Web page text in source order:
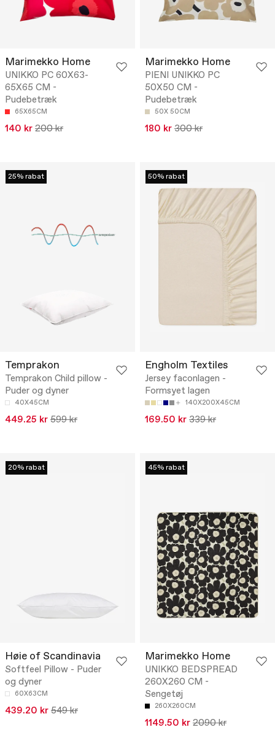
Marimekko Home
UNIKKO PC 60X63-
65X65 CM -
Pudebetræk
65X65CM
140 kr 200 kr
Marimekko Home
PIENI UNIKKO PC
50X50 CM -
Pudebetræk
50X 50CM
180 kr 300 kr
25% rabat
Temprakon
Temprakon Child pillow -
Puder og dyner
40X45CM
449.25 kr 599 kr
50% rabat
Engholm Textiles
Jersey faconlagen -
Formsyet lagen
140X200X45CM
169.50 kr 339 kr
20% rabat
Høie of Scandinavia
Softfeel Pillow - Puder
og dyner
60X63CM
439.20 kr 549 kr
45% rabat
Marimekko Home
UNIKKO BEDSPREAD
260X260 CM -
Sengetøj
260X260CM
1149.50 kr 2090 kr